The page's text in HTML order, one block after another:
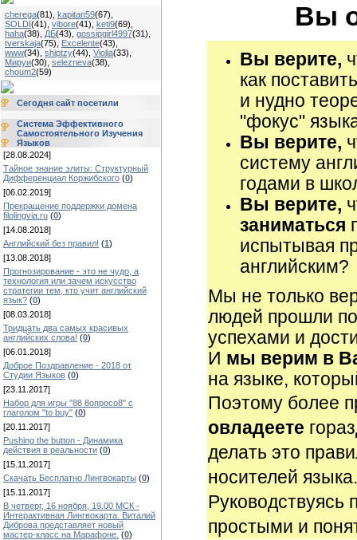
cherega(81) kapitan59(67)
SOLDI(41) vibore(41) keti9(69)
haha(38) ДБ(43) gossipgirl4997(31)
tverskaja(75) Excelente(43)
www(34) shiptzy(44) Violia(33)
Мируи(30) selezneva(38)
choum2(59)
Сегодня сайт посетили
Система Эффективного
Самостоятельного Изучения
Языков
[28.08.2024]
Тайное знание элиты: Структурный
Дифференциал Коржибского (0)
[06.02.2019]
Прекращение поддержки домена
filolingvia.ru (0)
[14.08.2018]
Английский без правил! (1)
[13.08.2018]
Прогнозирование - это не чудо, а
технология или зачем искусство
стратегии тем, кто учит английский
язык? (0)
[08.03.2018]
Тридцать два самых красивых
английских слова! (0)
[06.01.2018]
Доброе Поздравление - 2018 от
Студии Языков (0)
[23.11.2017]
Набор для игры "88 8опросо8" с
глаголом "to buy" (0)
[20.11.2017]
Pushing the button - Динамика
действия в реальности (0)
[15.11.2017]
Скачать Бесплатно Лингвокарты (0)
[15.11.2017]
В четверг, 16 ноября, 19.00 МСК -
Интерактивная Лингвокарта. Виталий
Диброва представляет новый
мастер-класс на Марафоне. (0)
Вы
Вы верите,
как
и нудно
"фокус"
Вы верите,
систему
годами в
Вы верите,
заниматься
испытывая
английским?
Мы не только
людей прошли
успехами и
И мы верим в
на языке,
Поэтому более
овладеете
делать это
носителей языка.
Руководствуясь
простыми и